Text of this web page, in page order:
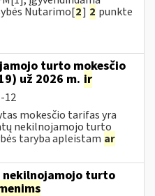
Nutarimo[2] 2 punkte
turto mokesčio
už 2026 m. ir
12
mokesčio tarifas yra
nekilnojamojo turto
taryba apleistam ar
turto